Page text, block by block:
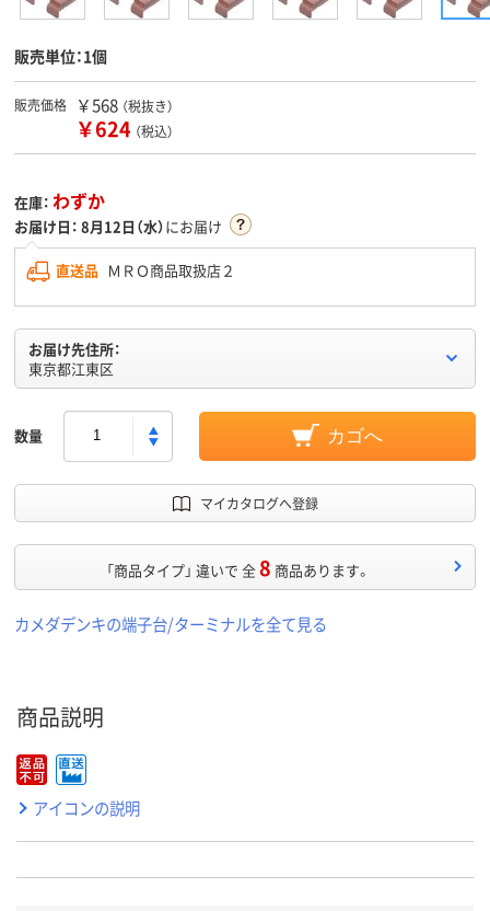
販売単位：1個
販売価格 ￥568 （税抜き）
￥624 （税込）
在庫： わずか
お届け日： 8月12日（水）にお届け
直送品 ＭＲＯ商品取扱店２
お届け先住所：
東京都江東区
数量 カゴへ
マイカタログへ登録
「商品タイプ」 違いで 全8 商品あります。
カメダデンキの端子台/ターミナルを全て見る
商品説明
アイコンの説明